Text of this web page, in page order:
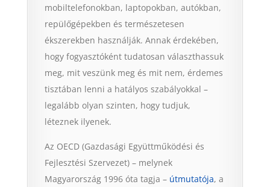
mobiltelefonokban, laptopokban, autókban,
repülőgépekben és természetesen
ékszerekben használják. Annak érdekében,
hogy fogyasztóként tudatosan választhassuk
meg, mit veszünk meg és mit nem, érdemes
tisztában lenni a hatályos szabályokkal –
legalább olyan szinten, hogy tudjuk,
léteznek ilyenek.
Az OECD (Gazdasági Együttműködési és
Fejlesztési Szervezet) – melynek
Magyarország 1996 óta tagja – útmutatója, a